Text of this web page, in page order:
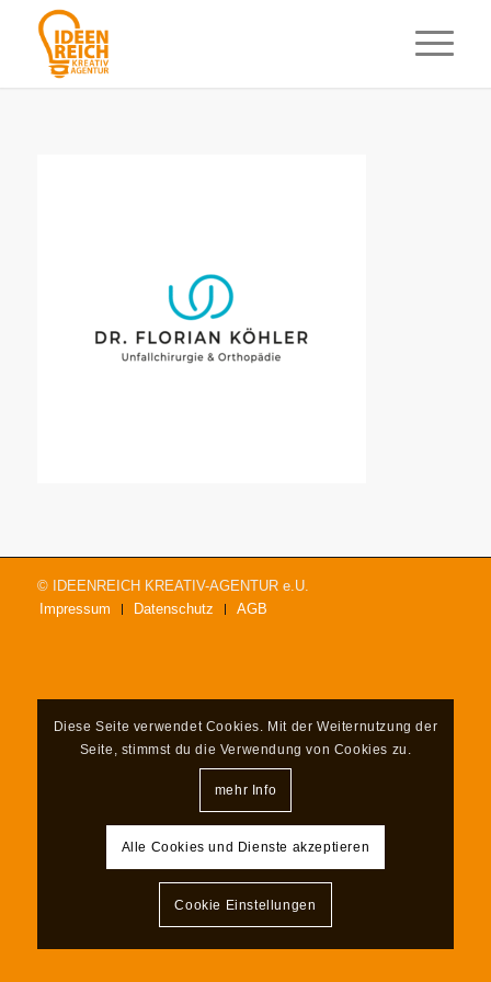
© IDEENREICH KREATIV-AGENTUR e.U.
Impressum
Datenschutz AGB
Diese Seite verwendet Cookies. Mit der Weiternutzung der
Seite, stimmst du die Verwendung von Cookies zu.
mehr Info
Alle Cookies und Dienste akzeptieren
Cookie Einstellungen